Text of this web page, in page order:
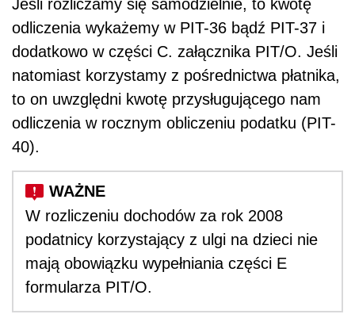
Jeśli rozliczamy się samodzielnie, to kwotę
odliczenia wykażemy w PIT-36 bądź PIT-37 i
dodatkowo w części C. załącznika PIT/O. Jeśli
natomiast korzystamy z pośrednictwa płatnika,
to on uwzględni kwotę przysługującego nam
odliczenia w rocznym obliczeniu podatku (PIT-
40).
W rozliczeniu dochodów za rok 2008
podatnicy korzystający z ulgi na dzieci nie
mają obowiązku wypełniania części E
formularza PIT/O.